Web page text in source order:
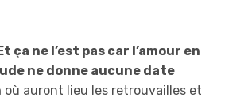
ça ne l’est pas car l’amour en
ne donne aucune date
où auront lieu les retrouvailles et